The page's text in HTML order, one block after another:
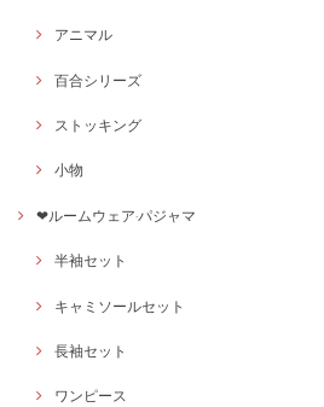
アニマル
百合シリーズ
ストッキング
小物
❤ルームウェア·パジャマ
半袖セット
キャミソールセット
長袖セット
ワンピース